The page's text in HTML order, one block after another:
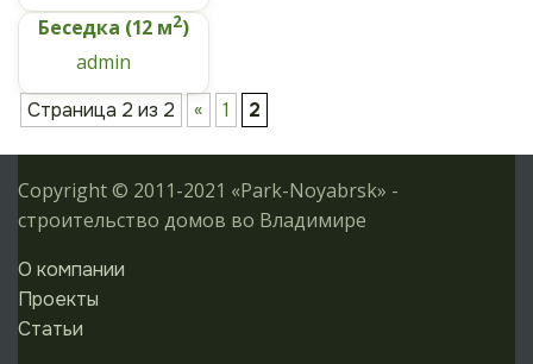
Беседка (12 м2)
admin
Страница 2 из 2 « 1 2
Copyright © 2011-2021 «Park-Noyabrsk» -
строительство домов во Владимире
О компании
Проекты
Статьи